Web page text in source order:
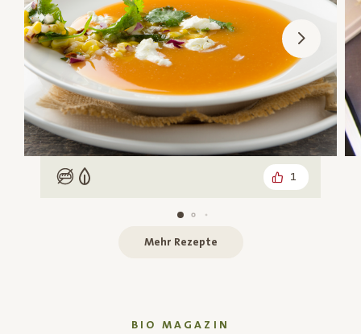
Low Carb
Vegetarisch 1
Mehr Rezepte
BIO MAGAZIN